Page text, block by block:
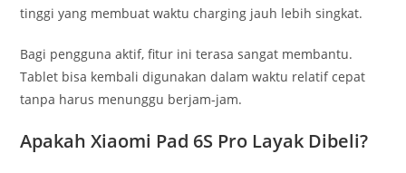
tinggi yang membuat waktu charging jauh lebih singkat.
Bagi pengguna aktif, fitur ini terasa sangat membantu.
Tablet bisa kembali digunakan dalam waktu relatif cepat
tanpa harus menunggu berjam-jam.
Apakah Xiaomi Pad 6S Pro Layak Dibeli?